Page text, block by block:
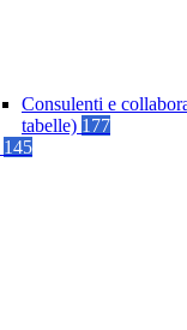
Consulenti e
tabelle) 177
145